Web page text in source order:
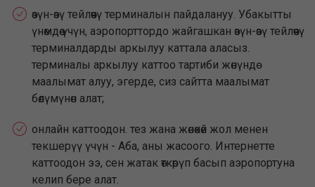
өзүн-өзү тейлөөчү терминалын пайдалануу. Убакытты
үнөмдөө үчүн, аэропорттордо жайгашкан өзүн-өзү тейлөөчү
терминалдарды аркылуу каттала аласыз.
терминалы аркылуу каттоо тартиби жөнүндө
маалымат алуу, эгерде, сиз сайтта маалымат
бөлүмүнөн алат;
онлайн каттоодон. тез жана жөнөкөй жол менен
текшерүү үчүн - Аба, аны жасоого. Интернетте
каттоодон ээ, сен жатак өткөрүп басып аэропортуна
келип бере алат.